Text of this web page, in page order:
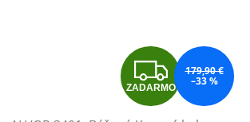
Z
A
ZADARMO
179,90 €
–33 %